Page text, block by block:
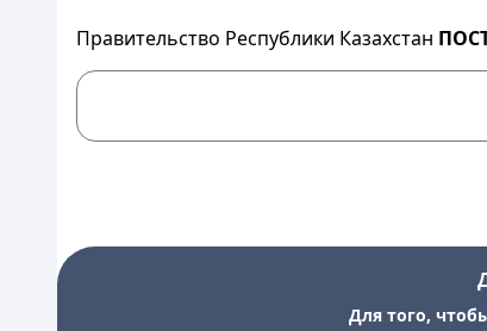
Правительство Республики Казахстан
Для того,